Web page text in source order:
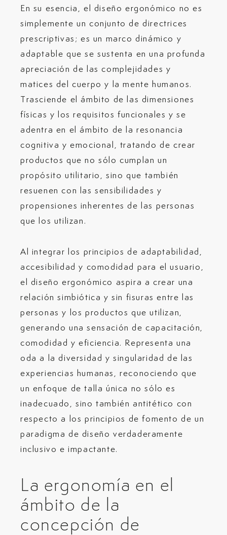
En su esencia, el diseño ergonómico no es
simplemente un conjunto de directrices
prescriptivas; es un marco dinámico y
adaptable que se sustenta en una profunda
apreciación de las complejidades y
matices del cuerpo y la mente humanos.
Trasciende el ámbito de las dimensiones
físicas y los requisitos funcionales y se
adentra en el ámbito de la resonancia
cognitiva y emocional, tratando de crear
productos que no sólo cumplan un
propósito utilitario, sino que también
resuenen con las sensibilidades y
propensiones inherentes de las personas
que los utilizan.
Al integrar los principios de adaptabilidad,
accesibilidad y comodidad para el usuario,
el diseño ergonómico aspira a crear una
relación simbiótica y sin fisuras entre las
personas y los productos que utilizan,
generando una sensación de capacitación,
comodidad y eficiencia. Representa una
oda a la diversidad y singularidad de las
experiencias humanas, reconociendo que
un enfoque de talla única no sólo es
inadecuado, sino también antitético con
respecto a los principios de fomento de un
paradigma de diseño verdaderamente
inclusivo e impactante.
La ergonomía en el
ámbito de la
concepción de